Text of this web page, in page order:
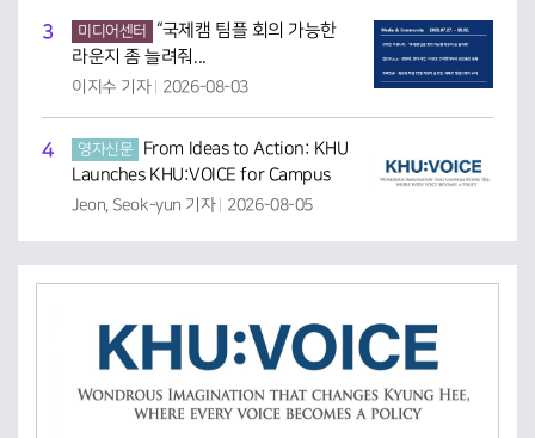
3 미디어센터
“국제캠 팀플 회의 가능한
라운지 좀 늘려줘...
이지수 기자 2026-08-03
4 영자신문
From Ideas to Action: KHU
Launches KHU:VOICE for Campus
Inno...
Jeon, Seok-yun 기자 2026-08-05